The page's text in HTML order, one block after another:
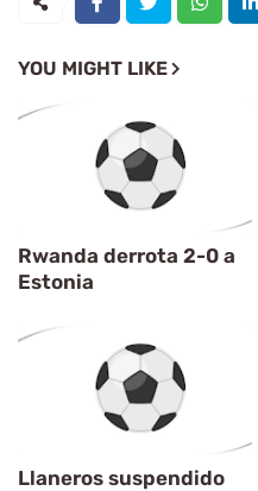
YOU MIGHT LIKE
Rwanda derrota 2-0 a
Estonia
Llaneros suspendido